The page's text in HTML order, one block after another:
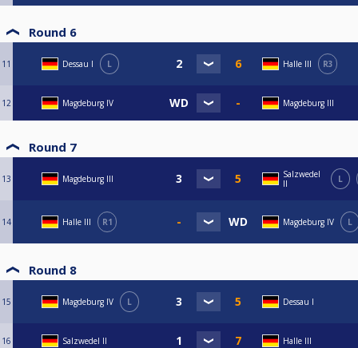
Round 6
11 Dessau I L Halle III R3
12 Magdeburg IV Magdeburg III
Round 7
13 Magdeburg III
Salzwedel
II
L
14 Halle III R1 Magdeburg IV L
Round 8
15 Magdeburg IV L Dessau I
16 Salzwedel II Halle III